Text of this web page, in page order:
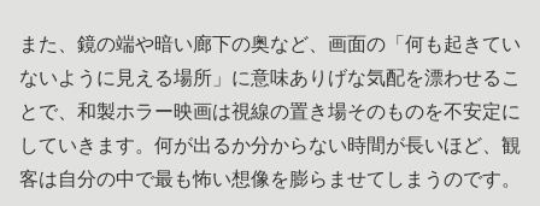
また、鏡の端や暗い廊下の奥など、画面の「何も起きてい
ないように見える場所」に意味ありげな気配を漂わせるこ
とで、和製ホラー映画は視線の置き場そのものを不安定に
していきます。何が出るか分からない時間が長いほど、観
客は自分の中で最も怖い想像を膨らませてしまうのです。